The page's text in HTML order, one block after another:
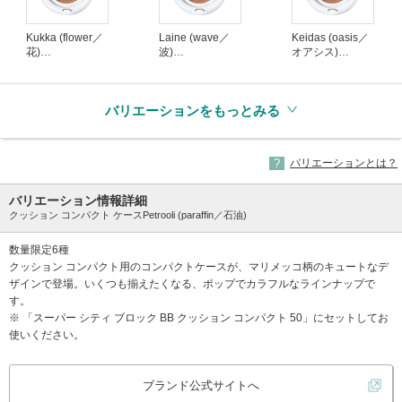
Kukka (flower／
花)
Laine (wave／
波)
Keidas (oasis／
オアシス)
バリエーションをもっとみる
バリエーションとは？
バリエーション情報詳細
クッション コンパクト ケースPetrooli (paraffin／石油)
数量限定6種
クッション コンパクト用のコンパクトケースが、マリメッコ柄のキュートなデ
ザインで登場。いくつも揃えたくなる、ポップでカラフルなラインナップで
す。
※ 「スーパー シティ ブロック BB クッション コンパクト 50」にセットしてお
使いください。
ブランド公式サイトへ